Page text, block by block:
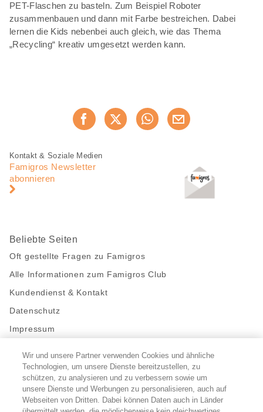
PET-Flaschen zu basteln. Zum Beispiel Roboter
zusammenbauen und dann mit Farbe bestreichen. Dabei
lernen die Kids nebenbei auch gleich, wie das Thema
„Recycling“ kreativ umgesetzt werden kann.
Jetzt weiterempfehlen
Fusszeile
Fusszeile
Navigation
Kontakt & Soziale Medien
Famigros Newsletter
abonnieren
Beliebte Seiten
Oft gestellte Fragen zu Famigros
Alle Informationen zum Famigros Club
Kundendienst & Kontakt
Datenschutz
Impressum
Bleibe mit uns in Kontakt
Facebook
https://twitter.com/migros
https://www.youtube.com/user/
PinterestInstagram
Wir und unsere Partner verwenden Cookies und ähnliche
Technologien, um unsere Dienste bereitzustellen, zu
schützen, zu analysieren und zu verbessern sowie um
unsere Dienste und Werbungen zu personalisieren, auch auf
Webseiten von Dritten. Dabei können Daten auch in Länder